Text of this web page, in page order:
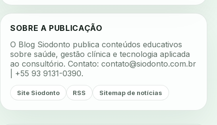
SOBRE A PUBLICAÇÃO
O Blog Siodonto publica conteúdos educativos
sobre saúde, gestão clínica e tecnologia aplicada
ao consultório. Contato: contato@siodonto.com.br
| +55 93 9131-0390.
Site Siodonto RSS Sitemap de notícias